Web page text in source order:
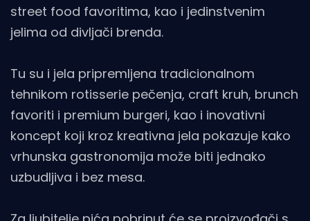
street food favoritima, kao i jedinstvenim
jelima od divljači brenda.
Tu su i jela pripremljena tradicionalnom
tehnikom rotisserie pečenja, craft kruh, brunch
favoriti i premium burgeri, kao i inovativni
koncept koji kroz kreativna jela pokazuje kako
vrhunska gastronomija može biti jednako
uzbudljiva i bez mesa.